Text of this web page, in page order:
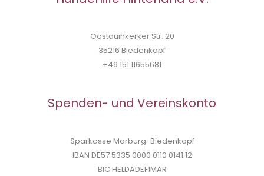
Oostduinkerker Str. 20
35216 Biedenkopf
+49 151 11655681
Spenden- und Vereinskonto
Sparkasse Marburg-Biedenkopf
IBAN DE57 5335 0000 0110 0141 12
BIC HELDADEF1MAR